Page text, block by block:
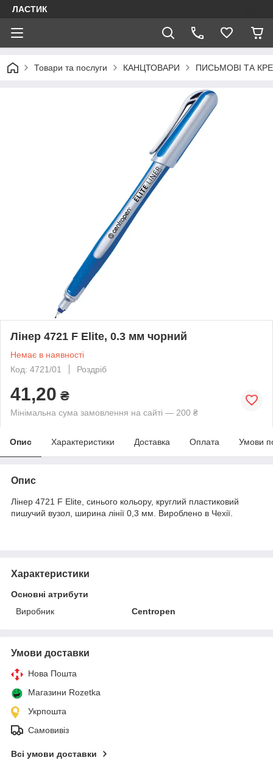
ЛАСТИК
Товари та послуги КАНЦТОВАРИ ПИСЬМОВІ ТА
Лінер 4721 F Elite, 0.3 мм чорний
Немає в наявності
Код: 4721/01
Роздріб
41,20 ₴
Мінімальна сума замовлення на сайті — 200 ₴
Опис Характеристики Доставка Оплата Умови
Опис
Лінер 4721 F Elite, синього кольору, круглий пластиковий
пишучий вузол, ширина лінії 0,3 мм. Вироблено в Чехії.
Характеристики
Основні атрибути
Виробник
Centropen
Умови доставки
Нова Пошта
Магазини Rozetka
Укрпошта
Самовивіз
Всі умови доставки